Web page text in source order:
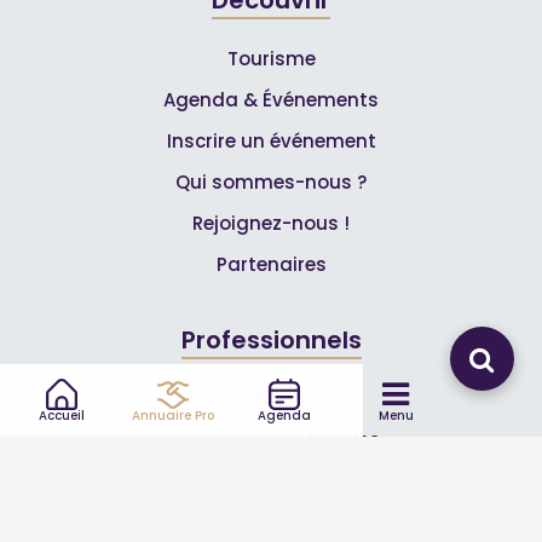
Accueil Annuaire Pro Agenda Menu
Tourisme
Agenda & Événements
Inscrire un événement
Qui sommes-nous ?
Rejoignez-nous !
Partenaires
Professionnels
Annuaire pro
Inscrire mon entreprise